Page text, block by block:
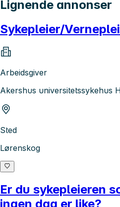
Lignende annonser
Sykepleier/
Arbeidsgiver
Akershus universitetssykehus
Sted
Lørenskog
Er du sykepleieren
ingen dag er like?